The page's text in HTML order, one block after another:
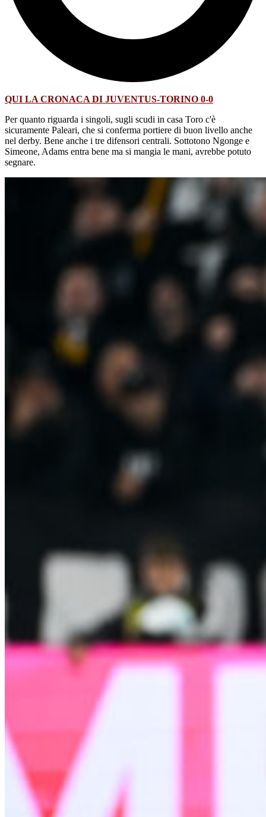
QUI LA CRONACA DI JUVENTUS-TORINO 0-0
Per quanto riguarda i singoli, sugli scudi in casa Toro c'è
sicuramente Paleari, che si conferma portiere di buon livello anche
nel derby. Bene anche i tre difensori centrali. Sottotono Ngonge e
Simeone, Adams entra bene ma si mangia le mani, avrebbe potuto
segnare.